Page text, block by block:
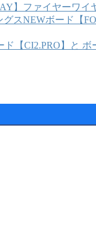
】ファイヤーワイ
NEWボード【
ド【CI2.PRO】と ボ